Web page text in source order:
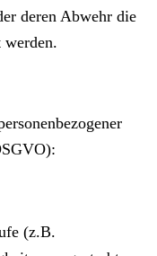
deren Abwehr die
werden.
(z.B.